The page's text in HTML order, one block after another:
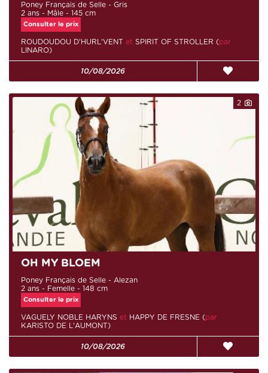
Poney Français de Selle - Gris
2 ans - Mâle - 145 cm
Consulter le prix
ROUDOUDOU D'HURL'VENT et SPIRIT OF STROLLER (par
LINARO)
10/08/2026
2
OH MY BLOEM
Poney Français de Selle - Alezan
2 ans - Femelle - 148 cm
Consulter le prix
VAGUELY NOBLE HARYNS et HAPPY DE FRESNE (par
KARISTO DE L'AUMONT)
10/08/2026